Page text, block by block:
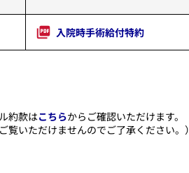
入院時手術給付特約
約款はこちらからご確認いただけます。
覧いただけませんのでご了承ください。）